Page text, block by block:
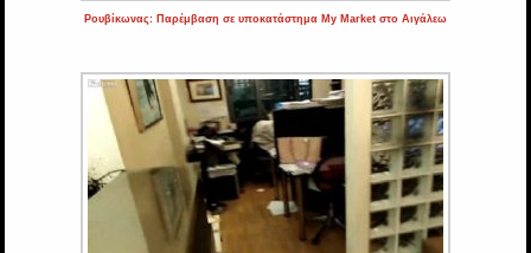
Ρουβίκωνας: Παρέμβαση σε υποκατάστημα My Market στο Αιγάλεω